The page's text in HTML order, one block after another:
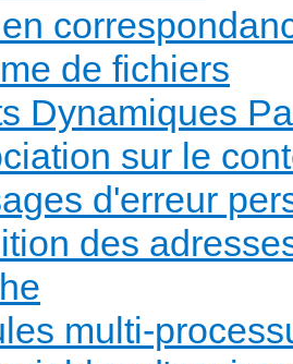
de fichiers
Dynamiques
sur le
d'erreur
des
multi-